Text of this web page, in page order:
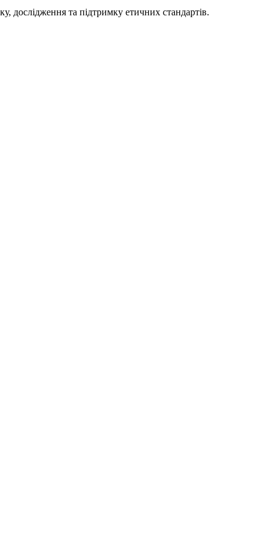
дослідження та підтримку етичних стандартів.